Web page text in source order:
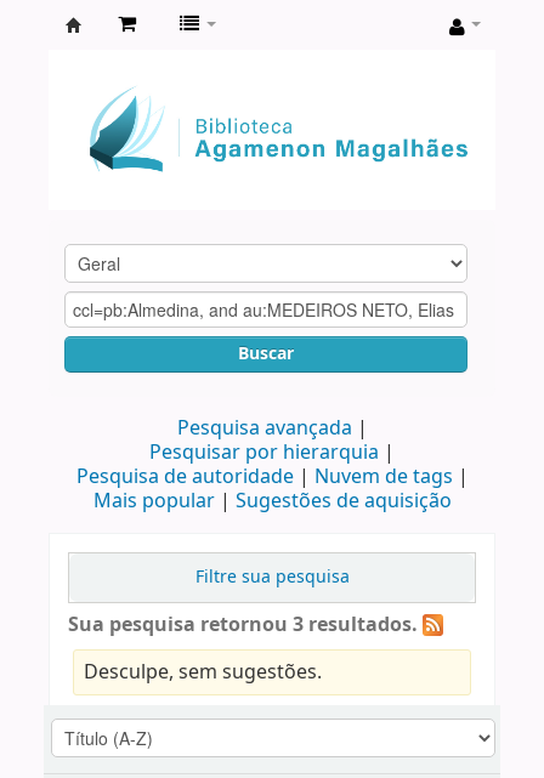
Agamenon
Magalhães
Buscar
Pesquisa avançada
Pesquisar por hierarquia
Pesquisa de autoridade
Nuvem de tags
Mais popular
Sugestões de aquisição
Filtre sua pesquisa
Sua pesquisa retornou 3 resultados.
Desculpe, sem sugestões.